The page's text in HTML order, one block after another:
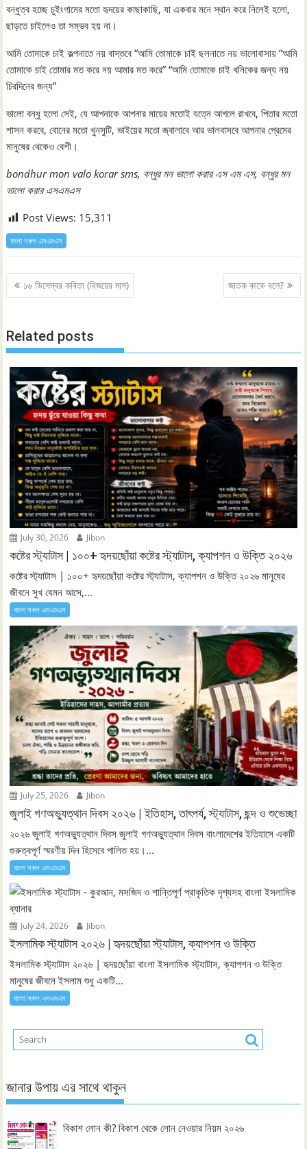
বন্ধুত্ব হচ্ছে চুইংগামের মতো হৃদয়ের কাছাকাছি, যা একবার মনে স্থান করে নিলেই হলো,
ছাড়তে চাইলেও তা সম্ভব হয় না।
আমি তোমাকে চাই কল্পনাতে নয় বাস্তবে “আমি তোমাকে চাই ছলনাতে নয় ভালোবাসায় “আমি
তোমাকে চাই তোমার মত করে নয় আমার মত করে” “আমি তোমাকে চাই খনিকের জন্য নয়
চিরদিনের জন্য”
ভালো বন্ধু হলো সেই, যে আপনাকে আপনার মায়ের মতোই যত্নে আগলে রাখবে, পিতার মতো
শাসন করবে, বোনের মতো খুনসুটি, ভাইয়ের মতো জ্বালাবে আর ভালবাসবে আপনার প্রেমের
মানুষের থেকেও বেশী।
bondhur mon valo korar sms, বন্ধুর মন ভালো করার এস এম এস, বন্ধুর মন
ভালো করার এসএমএস
Post Views: 15,311
বাংলা সকল এসএমএস
Post
navigation
১৬ ডিসেম্বর কবিতা (বিজয়ের মাস) জাতক কাকে বলে?
Related posts
July 30, 2026 Jibon
কষ্টের স্ট্যাটাস | ১০০+ হৃদয়ছোঁয়া কষ্টের স্ট্যাটাস, ক্যাপশন ও উক্তি ২০২৬
কষ্টের স্ট্যাটাস | ১০০+ হৃদয়ছোঁয়া কষ্টের স্ট্যাটাস, ক্যাপশন ও উক্তি ২০২৬ মানুষের
জীবনে সুখ যেমন আসে,...
বাংলা সকল এসএমএস
July 25, 2026 Jibon
জুলাই গণঅভ্যুত্থান দিবস ২০২৬ | ইতিহাস, তাৎপর্য, স্ট্যাটাস, ছন্দ ও শুভেচ্ছা
২০২৬ জুলাই গণঅভ্যুত্থান দিবস জুলাই গণঅভ্যুত্থান দিবস বাংলাদেশের ইতিহাসে একটি
গুরুত্বপূর্ণ স্মরণীয় দিন হিসেবে পালিত হয়।...
বাংলা সকল এসএমএস
July 24, 2026 Jibon
ইসলামিক স্ট্যাটাস ২০২৬ | হৃদয়ছোঁয়া স্ট্যাটাস, ক্যাপশন ও উক্তি
ইসলামিক স্ট্যাটাস ২০২৬ | হৃদয়ছোঁয়া বাংলা ইসলামিক স্ট্যাটাস, ক্যাপশন ও উক্তি
মানুষের জীবনে ইসলাম শুধু একটি...
বাংলা সকল এসএমএস
জানার উপায় এর সাথে থাকুন
বিকাশ লোন কী? বিকাশ থেকে লোন নেওয়ার নিয়ম ২০২৬